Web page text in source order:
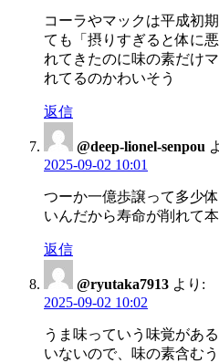
コーラやマックは平成初
ても「摂りすぎると体に
れてきたのに味の素だけ
れてるのかわいそう
返信
@deep-lionel-senpou
2025-09-02 10:01
つーか一億歩譲って多少
いんだから寿命が削れて本
返信
@ryutaka7913 より:
2025-09-02 10:02
うま味っていう味覚があ
いないので、味の素含む